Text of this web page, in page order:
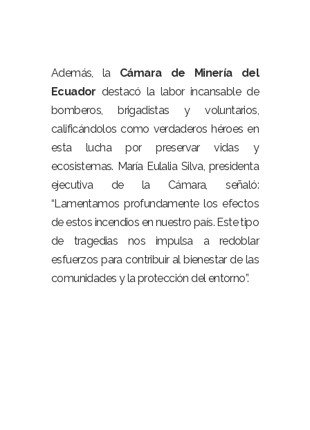
Además, la Cámara de Minería del
Ecuador destacó la labor incansable de
bomberos, brigadistas y voluntarios,
calificándolos como verdaderos héroes en
esta lucha por preservar vidas y
ecosistemas. María Eulalia Silva, presidenta
ejecutiva de la Cámara, señaló:
“Lamentamos profundamente los efectos
de estos incendios en nuestro país. Este tipo
de tragedias nos impulsa a redoblar
esfuerzos para contribuir al bienestar de las
comunidades y la protección del entorno”.